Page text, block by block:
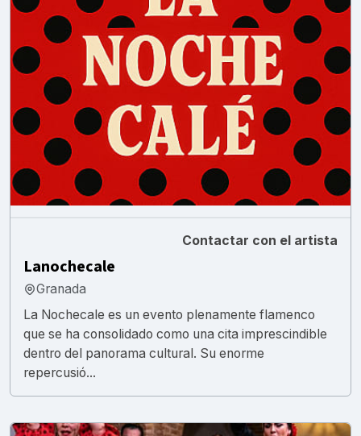
Contactar con el artista
Lanochecale
Granada
La Nochecale es un evento plenamente flamenco
que se ha consolidado como una cita imprescindible
dentro del panorama cultural. Su enorme
repercusió...